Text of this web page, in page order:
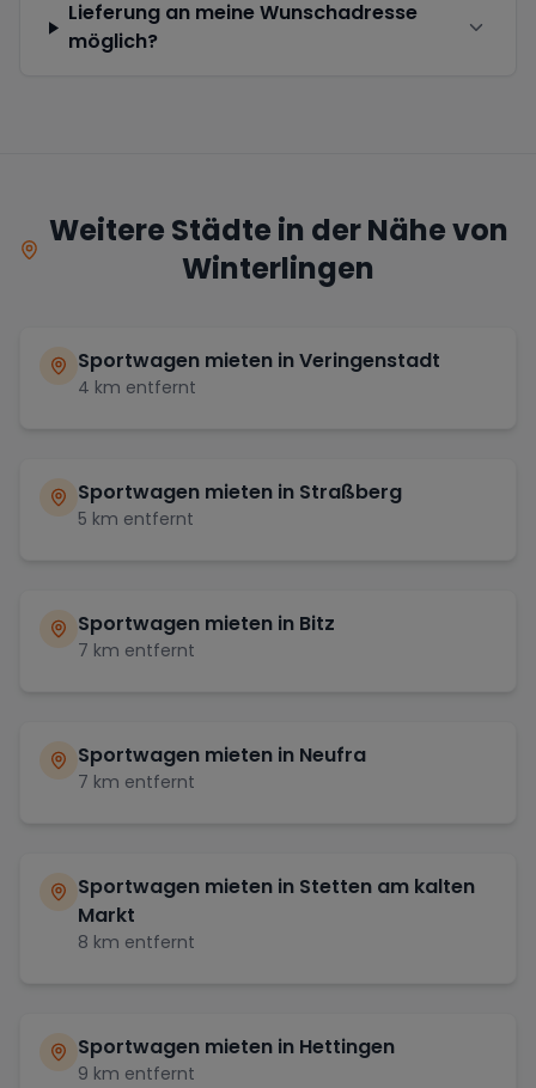
Lieferung an meine Wunschadresse
möglich?
Weitere Städte in der Nähe von
Winterlingen
Sportwagen mieten inVeringenstadt
4 km entfernt
Sportwagen mieten in Straßberg
5 km entfernt
Sportwagen mieten in Bitz
7 km entfernt
Sportwagen mieten in Neufra
7 km entfernt
Sportwagen mieten in Stetten am kalten
Markt
8 km entfernt
Sportwagen mieten in Hettingen
9 km entfernt